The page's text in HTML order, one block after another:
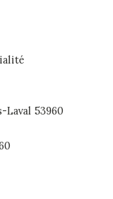
Laval 53960